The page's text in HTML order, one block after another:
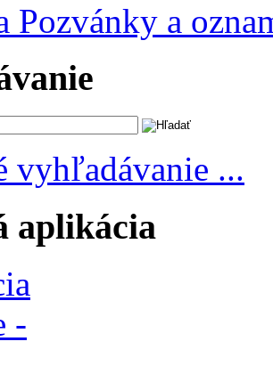
Pozvánky a
vyhľadávanie ...
aplikácia